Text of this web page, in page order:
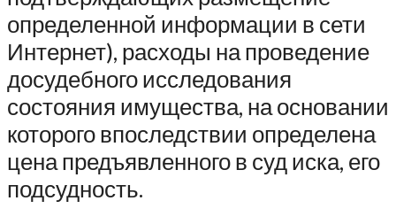
определенной информации в сети
Интернет), расходы на проведение
досудебного исследования
состояния имущества, на основании
которого впоследствии определена
цена предъявленного в суд иска, его
подсудность.